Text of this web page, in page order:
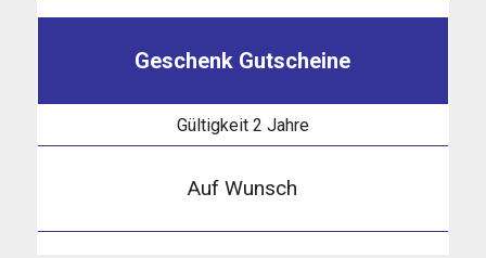
Geschenk Gutscheine
Gültigkeit 2 Jahre
Auf Wunsch